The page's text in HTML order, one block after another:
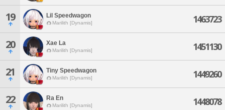
19 Lil Speedwagon
Marilith [Dynamis] 1463723
20 Xae La
Marilith [Dynamis] 1451130
21 Tiny Speedwagon
Marilith [Dynamis] 1449260
22 Ra En
Marilith [Dynamis] 1448078